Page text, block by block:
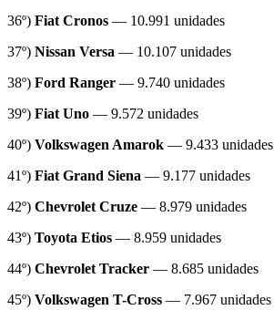
36º) Fiat Cronos — 10.991 unidades
37º) Nissan Versa — 10.107 unidades
38º) Ford Ranger — 9.740 unidades
39º) Fiat Uno — 9.572 unidades
40º) Volkswagen Amarok — 9.433 unidades
41º) Fiat Grand Siena — 9.177 unidades
42º) Chevrolet Cruze — 8.979 unidades
43º) Toyota Etios — 8.959 unidades
44º) Chevrolet Tracker — 8.685 unidades
45º) Volkswagen T-Cross — 7.967 unidades